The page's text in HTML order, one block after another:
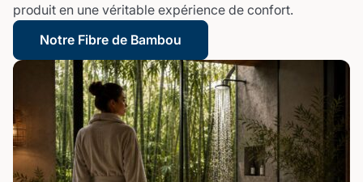
produit en une véritable expérience de confort.
Notre Fibre de Bambou